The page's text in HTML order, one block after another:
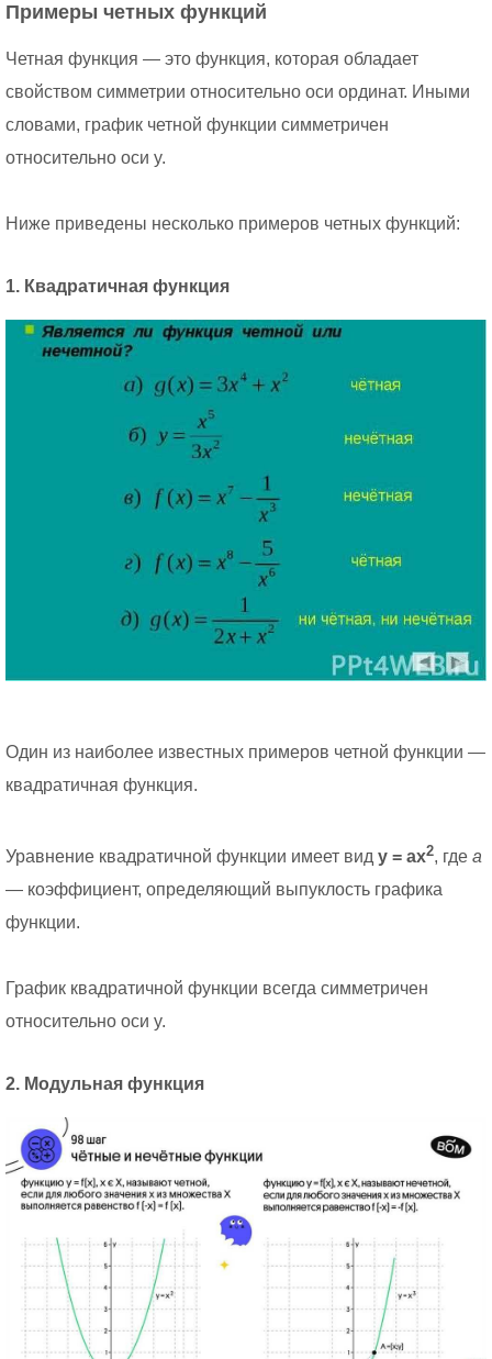
Примеры четных функций
Четная функция — это функция, которая обладает
свойством симметрии относительно оси ординат. Иными
словами, график четной функции симметричен
относительно оси y.
Ниже приведены несколько примеров четных функций:
1. Квадратичная функция
Один из наиболее известных примеров четной функции —
квадратичная функция.
Уравнение квадратичной функции имеет вид y = ax2, где a
— коэффициент, определяющий выпуклость графика
функции.
График квадратичной функции всегда симметричен
относительно оси y.
2. Модульная функция